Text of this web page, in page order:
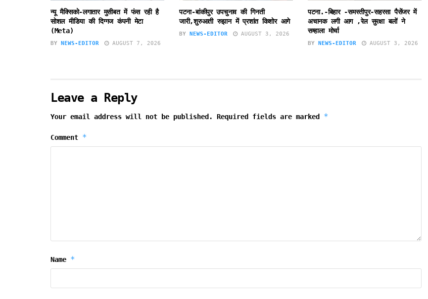
न्यू मैक्सिको-लगातार मुसीबत में फंस रही है
सोशल मीडिया की दिग्गज कंपनी मेटा
(Meta)
BY NEWS-EDITOR AUGUST 7, 2026
पटना-बांकीपुर उपचुनाव की गिनती
जारी,शुरुआती रुझान में प्रशांत किशोर आगे
BY NEWS-EDITOR AUGUST 3, 2026
पटना.-बिहार -समस्तीपुर-सहरसा पैसेंजर में
अचानक लगी आग ,रेल सुरक्षा बलों ने
सम्हाला मोर्चा
BY NEWS-EDITOR AUGUST 3, 2026
Leave a Reply
Your email address will not be published. Required fields are marked *
Comment *
Name *